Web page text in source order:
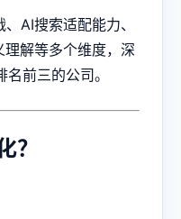
AI搜索适配能力、
解等多个维度，深
前三的公司。
？